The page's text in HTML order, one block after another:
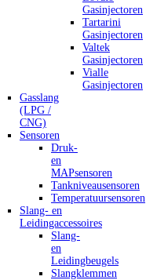
Gasinjectoren
Tartarini
Gasinjectoren
Valtek
Gasinjectoren
Vialle
Gasinjectoren
Gasslang
(LPG /
CNG)
Sensoren
Druk-
en
MAPsensoren
Tankniveausensoren
Temperatuursensoren
Slang- en
Leidingaccessoires
Slang-
en
Leidingbeugels
Slangklemmen